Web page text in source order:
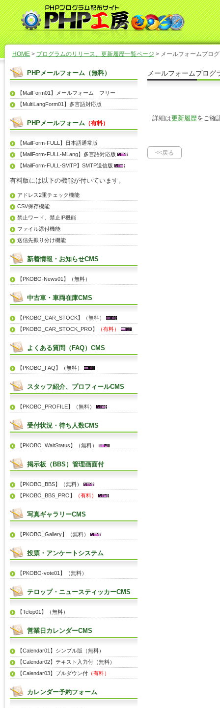
HOME > プログラムのリリース、更新履歴一覧ページ > メールフォームプロ
メールフォームプロ
詳細は更新履歴をご確
<<戻る
PHPメールフォーム（無料）
【MailForm01】メールフォーム フリー
【MultiLangForm01】多言語対応版
PHPメールフォーム （有料）
【MailForm-FULL】日本語通常版
【MailForm-FULL-MLang】多言語対応版
【MailForm-FULL-SMTP】SMTP送信版
有料版には以下の機能が付いています。
アドレス2重チェック機能
CSV保存機能
禁止ワード、禁止IP機能
ファイル添付機能
送信先振り分け機能
新着情報・お知らせCMS
【PKOBO-News01】（無料）
中古車・車両在庫CMS
【PKOBO_CAR_STOCK】
（無料）
【PKOBO_CAR_STOCK_PRO】
（有料）
よくある質問（FAQ）CMS
【PKOBO_FAQ】（無料）
スタッフ紹介、プロフィールCMS
【PKOBO_PROFILE】（無料）
受付状況・待ち人数CMS
【PKOBO_WaitStatus】（無料）
掲示板（BBS）管理画面付
【PKOBO_BBS】（無料）
【PKOBO_BBS_PRO】
（有料）
写真ギャラリーCMS
【PKOBO_Gallery】（無料）
投票・アンケートシステム
【PKOBO-vote01】（無料）
テロップ・ニュースティッカーCMS
【Telop01】（無料）
営業日カレンダーCMS
【Calendar01】シンプル版（無料）
【Calendar02】テキスト入力付（無料）
【Calendar03】プルダウン付 （有料）
カレンダー予約フォーム